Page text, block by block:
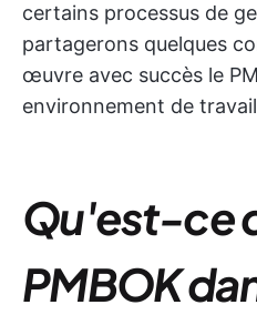
certains processus de
partagerons quelques
œuvre avec succès le
environnement de
Qu'est-ce
PMBOK